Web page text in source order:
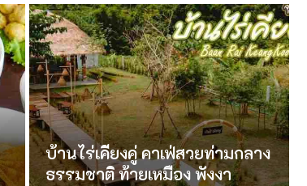
บ้านไร่เคียงคู่ คาเฟ่สวยท่ามกลาง
ธรรมชาติ ท้ายเหมือง พังงา